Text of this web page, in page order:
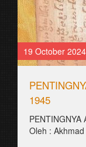
19 October 2024
1945
PENTINGNYA
Oleh :